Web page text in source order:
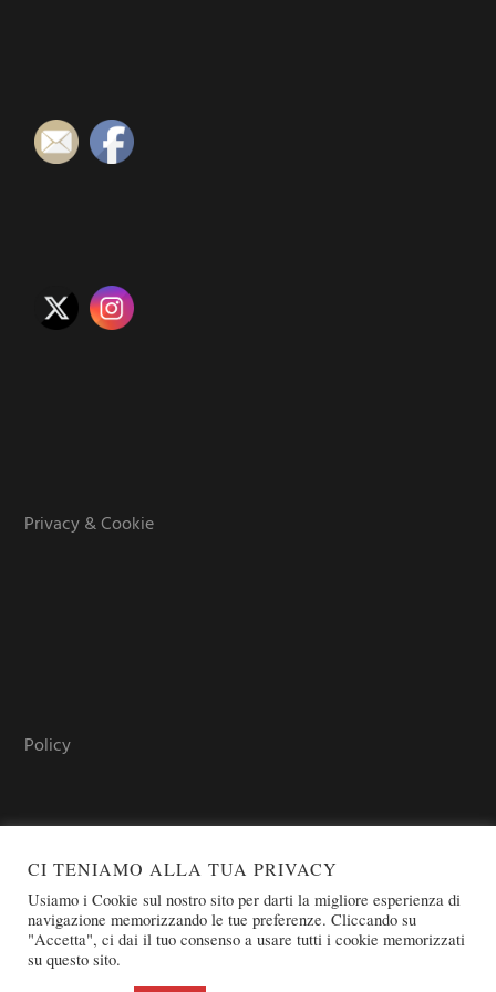
Privacy & Cookie
Policy
COPYRIGHT © 2026 SOVEREIGN ORDER OF ST. JOHN OF
CI TENIAMO ALLA TUA PRIVACY
Usiamo i Cookie sul nostro sito per darti la migliore esperienza di
navigazione memorizzando le tue preferenze. Cliccando su
"Accetta", ci dai il tuo consenso a usare tutti i cookie memorizzati
su questo sito.